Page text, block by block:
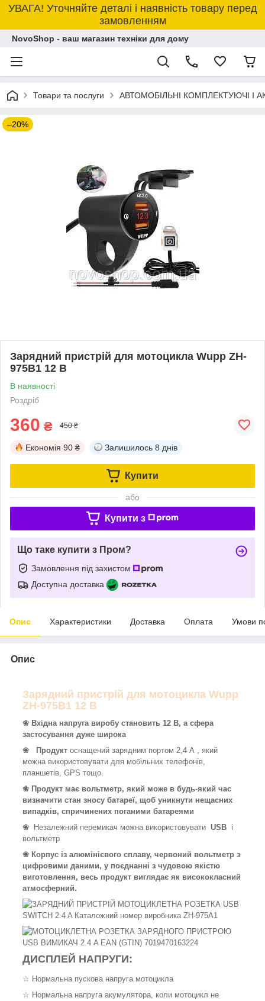
УВАГА! Уточняйте деталі і наявність товару перед
замовленням
NovoShop - ваш магазин техніки для дому
Товари та послуги АВТОМОБІЛЬНІ КОМПЛЕКТУЮЧІ І
–20%
Зарядний пристрій для мотоцикла Wupp ZH-
975B1 12 В
В наявності
Роздріб
360 ₴ 450 ₴
Економія 90 ₴ Залишилось 8 днів
Купити
або
Купити з
Що таке купити з Пром?
Замовлення під захистом
Доступна доставка
Опис Характеристики Доставка Оплата Умови
Опис
Зарядний пристрій для мотоцикла Wupp
ZH-975B1 12 В
❀ Вхідна напруга виробу становить 12 В, а сфера
застосування дуже широка
❀
Продукт оснащений зарядним портом 2,4 А , який
можна використовувати для мобільних телефонів,
планшетів, GPS тощо.
❀ Продукт має вольтметр, який може в будь-який час
визначити стан зносу батареї, щоб уникнути нещасних
випадків, спричинених поганими батареями
❀
Незалежний перемикач можна використовувати USB і
вольтметр
❀ Корпус із алюмінієвого сплаву, червоний вольтметр з
цифровими даними, у поєднанні з чудовою якістю
виготовлення, весь продукт виглядає як висококласний
атмосферний.
ДИСПЛЕЙ НАПРУГИ:
☆ Нормальна пускова напруга мотоцикла
☆ Нормальна напруга акумулятора, коли мотоцикл не